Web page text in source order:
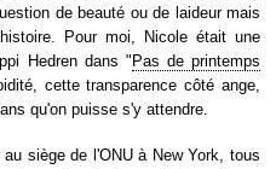
de beauté ou de laideur mais
Pour moi, Nicole était une
Hedren dans " Pas de printemps
cette transparence côté ange,
qu'on puisse s'y attendre.
siège de l'ONU à New York, tous